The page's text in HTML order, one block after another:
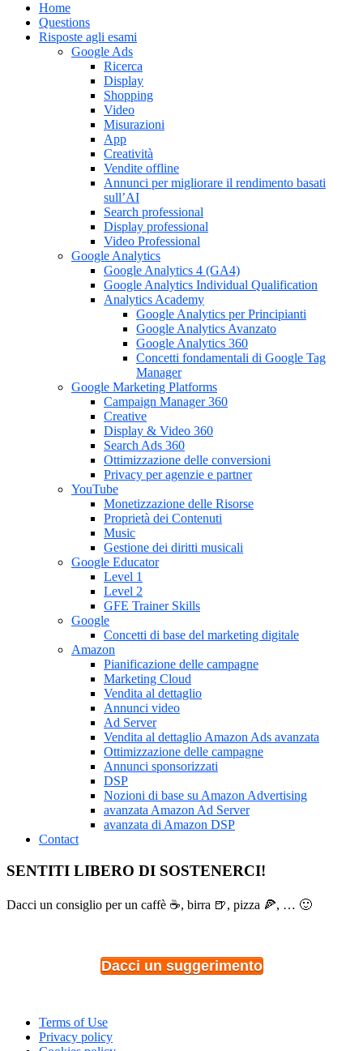
Home
Questions
Risposte agli esami
Google Ads
Ricerca
Display
Shopping
Video
Misurazioni
App
Creatività
Vendite offline
Annunci per migliorare il rendimento basati
sull’AI
Search professional
Display professional
Video Professional
Google Analytics
Google Analytics 4 (GA4)
Google Analytics Individual Qualification
Analytics Academy
Google Analytics per Principianti
Google Analytics Avanzato
Google Analytics 360
Concetti fondamentali di Google Tag
Manager
Google Marketing Platforms
Campaign Manager 360
Creative
Display & Video 360
Search Ads 360
Ottimizzazione delle conversioni
Privacy per agenzie e partner
YouTube
Monetizzazione delle Risorse
Proprietà dei Contenuti
Music
Gestione dei diritti musicali
Google Educator
Level 1
Level 2
GFE Trainer Skills
Google
Concetti di base del marketing digitale
Amazon
Pianificazione delle campagne
Marketing Cloud
Vendita al dettaglio
Annunci video
Ad Server
Vendita al dettaglio Amazon Ads avanzata
Ottimizzazione delle campagne
Annunci sponsorizzati
DSP
Nozioni di base su Amazon Advertising
avanzata Amazon Ad Server
avanzata di Amazon DSP
Contact
SENTITI LIBERO DI SOSTENERCI!
Dacci un consiglio per un caffè ☕, birra 🍺, pizza 🍕, … 🙂
Dacci un suggerimento
Terms of Use
Privacy policy